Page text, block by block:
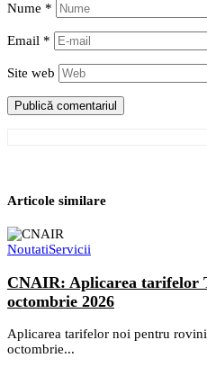
Nume *
Email *
Site web
Articole similare
NoutatiServicii
CNAIR: Aplicarea tarifelor
octombrie 2026
Aplicarea tarifelor noi pentru
octombrie...